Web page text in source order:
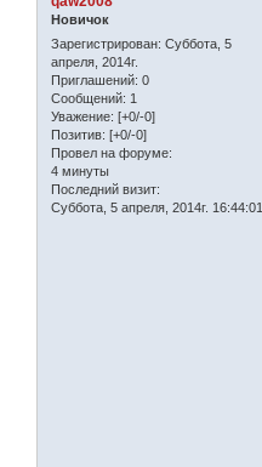
Новичок
Зарегистрирован: Суббота, 5
апреля, 2014г.
Приглашений: 0
Сообщений: 1
Уважение: [+0/-0]
Позитив: [+0/-0]
Провел на форуме:
4 минуты
Последний визит:
Суббота, 5 апреля, 2014г. 16:44:01